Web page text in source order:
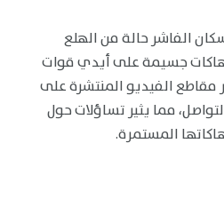
الفاشر حالة من الهلع
جسيمة على أيدي قوات
الفيديو المنتشرة على
مما يثير تساؤلات حول
المستمرة.